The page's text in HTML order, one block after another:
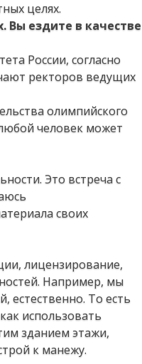
целях.
Вы ездите в качестве
России, согласно
ректоров ведущих
олимпийского
человек может
Это встреча с
своих
лицензирование,
Например, мы
естественно. То есть
использовать
зданием этажи,
к манежу.